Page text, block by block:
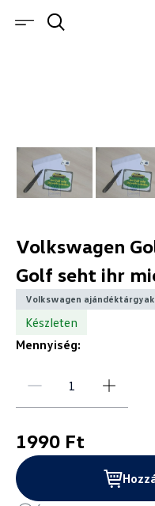
Volkswagen
Golf seht ihr
Volkswagen ajándéktárgyak
Készleten
Mennyiség:
1990 Ft